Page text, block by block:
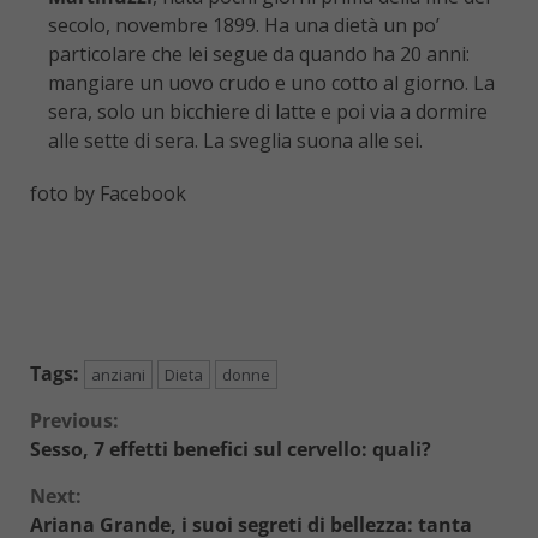
secolo, novembre 1899. Ha una dietà un po’
particolare che lei segue da quando ha 20 anni:
mangiare un uovo crudo e uno cotto al giorno. La
sera, solo un bicchiere di latte e poi via a dormire
alle sette di sera. La sveglia suona alle sei.
foto by Facebook
Tags: anziani Dieta donne
Continue
Previous:
Sesso, 7 effetti benefici sul cervello: quali?
Next:
Ariana Grande, i suoi segreti di bellezza: tanta